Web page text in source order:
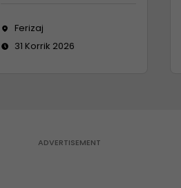
Ferizaj
31 Korrik 2026